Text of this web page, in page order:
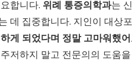
합니다. 위례 통증의학과는
데 집중합니다. 지인이 대상
게 되었다며 정말 고마워했
저하지 말고 전문의의 도움